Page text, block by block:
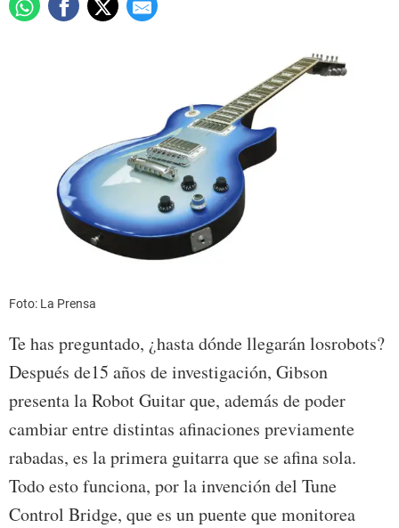
Foto: La Prensa
Te has preguntado, ¿hasta dónde llegarán losrobots?
Después de15 años de investigación, Gibson
presenta la Robot Guitar que, además de poder
cambiar entre distintas afinaciones previamente
rabadas, es la primera guitarra que se afina sola.
Todo esto funciona, por la invención del Tune
Control Bridge, que es un puente que monitorea